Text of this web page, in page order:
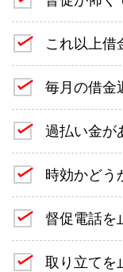
これ以上借
毎月の借金
過払い金が
時効かどう
督促電話を
取り立てを